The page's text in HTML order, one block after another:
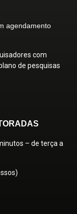
agendamento
com
de pesquisas
– de terça a